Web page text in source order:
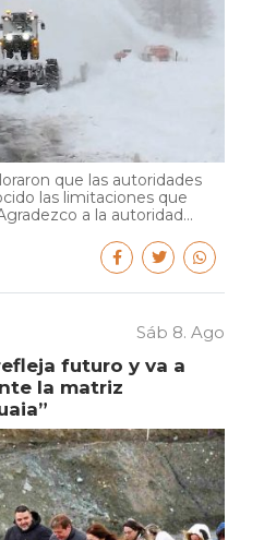
que las autoridades
las limitaciones que
a la autoridad...
Sáb 8. Ago
futuro y va a
la matriz